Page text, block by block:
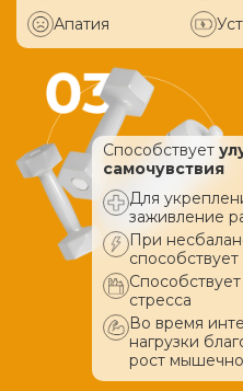
Апатия
Способствует
самочувствия
Для
заживление
При
стресса
Во время
нагрузки
рост